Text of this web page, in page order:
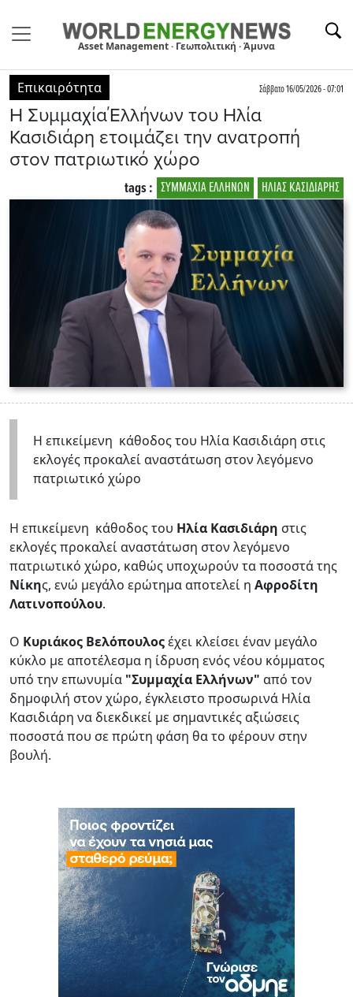
Asset Management · Γεωπολιτική · Άμυνα
Επικαιρότητα Σάββατο 16/05/2026 - 07:01
H Συμμαχία΄Ελλήνων του Ηλία
Κασιδιάρη ετοιμάζει την ανατροπή
στον πατριωτικό χώρο
ΗΛΙΑΣ ΚΑΣΙΔΙΑΡΗΣ
ΣΥΜΜΑΧΙΑ ΕΛΛΗΝΩΝ
tags :
H επικείμενη κάθοδος του Ηλία Κασιδιάρη στις
εκλογές προκαλεί αναστάτωση στον λεγόμενο
πατριωτικό χώρο
H επικείμενη κάθοδος του Ηλία Κασιδιάρη στις
εκλογές προκαλεί αναστάτωση στον λεγόμενο
πατριωτικό χώρο, καθώς υποχωρούν τα ποσοστά της
Νίκης, ενώ μεγάλο ερώτημα αποτελεί η Αφροδίτη
Λατινοπούλου.
Ο Κυριάκος Βελόπουλοςέχει κλείσει έναν μεγάλο
κύκλο με αποτέλεσμα η ίδρυση ενός νέου κόμματος
υπό την επωνυμία "Συμμαχία Ελλήνων" από τον
δημοφιλή στον χώρο, έγκλειστο προσωρινά Ηλία
Κασιδιάρη να διεκδικεί με σημαντικές αξιώσεις
ποσοστά που σε πρώτη φάση θα το φέρουν στην
βουλή.